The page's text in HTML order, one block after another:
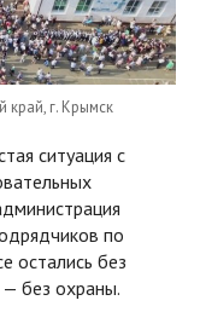
г. Крымск
ситуация с
по
остались без
— без охраны.